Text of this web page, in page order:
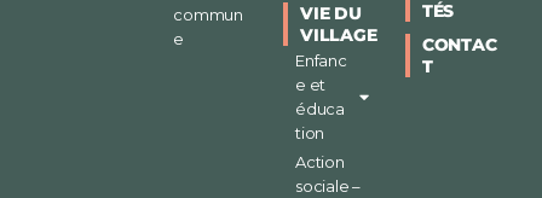
commun
e
VIE DU
VILLAGE
Enfanc
e et
éduca
tion
Action
sociale –
TÉS
CONTAC
T